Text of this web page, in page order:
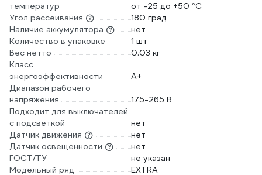
температур
от -25 до +50 °С
Угол рассеивания
180 град
Наличие аккумулятора
нет
Количество в упаковке
1 шт
Вес нетто
0.03 кг
Класс
энергоэффективности
A+
Диапазон рабочего
напряжения
175-265 В
Подходит для выключателей
с подсветкой
нет
Датчик движения
нет
Датчик освещенности
нет
ГОСТ/ТУ
не указан
Модельный ряд
EXTRA